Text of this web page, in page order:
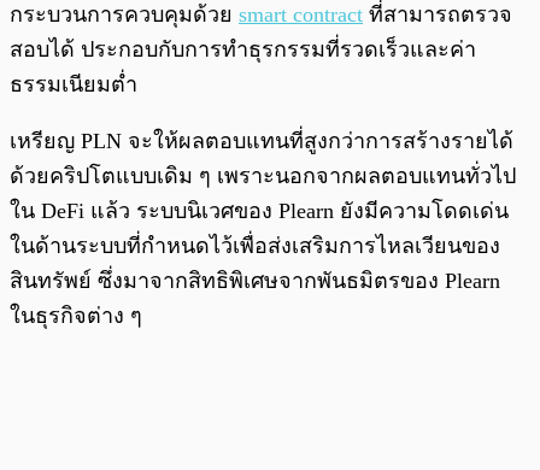
กระบวนการควบคุมด้วย smart contract ที่สามารถตรวจ
สอบได้ ประกอบกับการทำธุรกรรมที่รวดเร็วและค่า
ธรรมเนียมต่ำ
เหรียญ PLN จะให้ผลตอบแทนที่สูงกว่าการสร้างรายได้
ด้วยคริปโตแบบเดิม ๆ เพราะนอกจากผลตอบแทนทั่วไป
ใน DeFi แล้ว ระบบนิเวศของ Plearn ยังมีความโดดเด่น
ในด้านระบบที่กำหนดไว้เพื่อส่งเสริมการไหลเวียนของ
สินทรัพย์ ซึ่งมาจากสิทธิพิเศษจากพันธมิตรของ Plearn
ในธุรกิจต่าง ๆ